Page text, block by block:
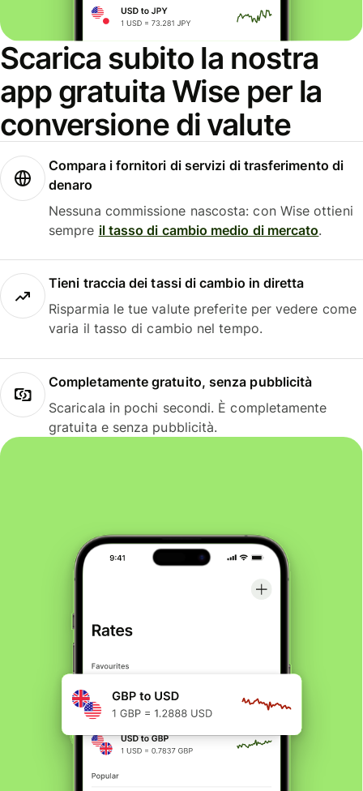
Scarica subito la nostra
app gratuita Wise per la
conversione di valute
Compara i fornitori di servizi di trasferimento di
denaro
Nessuna commissione nascosta: con Wise ottieni
sempre il tasso di cambio medio di mercato.
Tieni traccia dei tassi di cambio in diretta
Risparmia le tue valute preferite per vedere come
varia il tasso di cambio nel tempo.
Completamente gratuito, senza pubblicità
Scaricala in pochi secondi. È completamente
gratuita e senza pubblicità.